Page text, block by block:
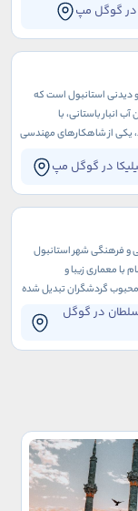
در گوگل مپ
در گوگل مپ
و دیدنی استانبول است که
انبار باستانی، با
یکی از شاهکارهای مهندسی
در گوگل
و فرهنگی شهر استانبول
با معماری زیبا و
گردشگران تبدیل شده